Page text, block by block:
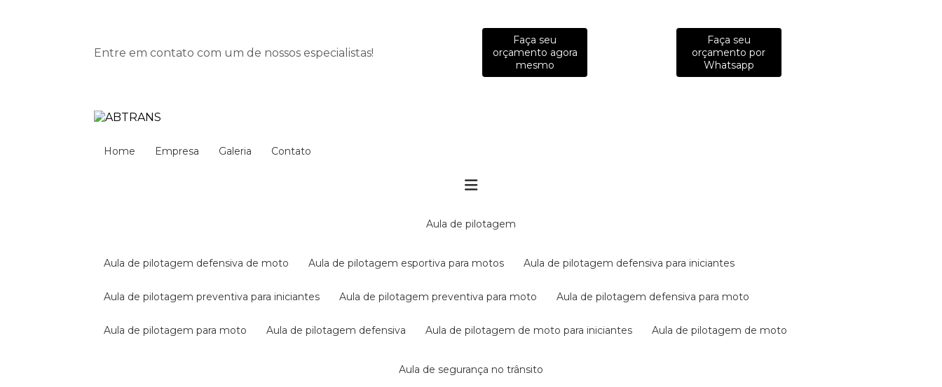
Entre em contato com um de nossos especialistas!
Faça seu
orçamento agora
mesmo
Faça seu
orçamento por
Whatsapp
Home Empresa Galeria Contato
aula de pilotagem
aula de pilotagem defensiva de moto aula de pilotagem esportiva para motos aula de pilotagem defensiva para iniciantes
aula de pilotagem preventiva para iniciantes aula de pilotagem preventiva para moto aula de pilotagem defensiva para moto
aula de pilotagem para moto aula de pilotagem defensiva aula de pilotagem de moto para iniciantes aula de pilotagem de moto
aula de segurança no trânsito